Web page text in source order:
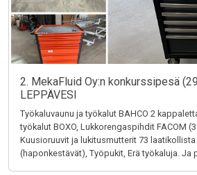
2. MekaFluid Oy:n konkurssipesä
LEPPÄVESI
Työkaluvaunu ja työkalut BAHCO 2
työkalut BOXO, Lukkorengaspihdit FACOM
Kuusioruuvit ja lukitusmutterit 73
(haponkestävät), Työpukit, Erä työkaluja. Ja